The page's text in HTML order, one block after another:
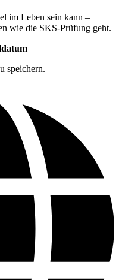
im Leben sein kann –
wie die SKS-Prüfung geht.
speichern.